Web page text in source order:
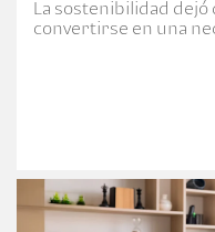
La sostenibilidad
convertirse en una